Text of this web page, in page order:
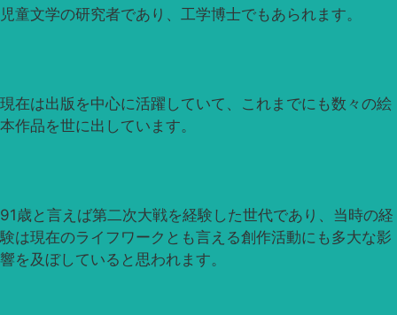
児童文学の研究者であり、工学博士でもあられます。
現在は出版を中心に活躍していて、これまでにも数々の絵
本作品を世に出しています。
91歳と言えば第二次大戦を経験した世代であり、当時の経
験は現在のライフワークとも言える創作活動にも多大な影
響を及ぼしていると思われます。